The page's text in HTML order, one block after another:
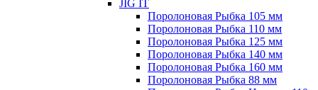
JIG IT
Поролоновая Рыбка 105 мм
Поролоновая Рыбка 110 мм
Поролоновая Рыбка 125 мм
Поролоновая Рыбка 140 мм
Поролоновая Рыбка 160 мм
Поролоновая Рыбка 88 мм